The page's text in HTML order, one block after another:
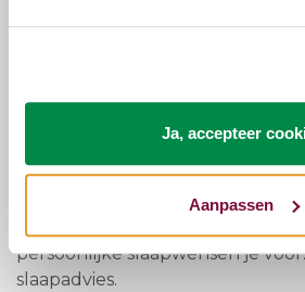
Ja, accepteer
Aanpassen
huidige bedbodem(s) en
Dit bed combineren met een
Ook op zoek naar een nieuwe
voor onze bedbodems
Mocht je een compleet nieuwe
je voor advies altijd bij onze
persoonlijke slaapwensen je
slaapadvies.